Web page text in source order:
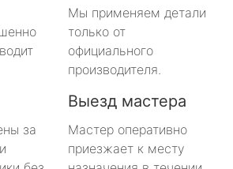
Мы применяем детали
только от
официального
производителя.
за
Выезд мастера
Мастер оперативно
приезжает к месту